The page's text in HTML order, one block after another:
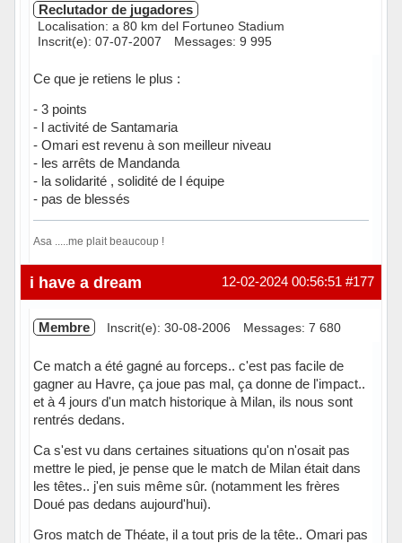
Reclutador de jugadores
Localisation: a 80 km del Fortuneo Stadium
Inscrit(e): 07-07-2007
Messages: 9 995
Ce que je retiens le plus :
- 3 points
- l activité de Santamaria
- Omari est revenu à son meilleur niveau
- les arrêts de Mandanda
- la solidarité , solidité de l équipe
- pas de blessés
Asa .....me plait beaucoup !
Hors ligne #177
12-02-2024 00:56:51
i have a dream
Membre Inscrit(e): 30-08-2006 Messages: 7 680
Ce match a été gagné au forceps.. c'est pas facile de
gagner au Havre, ça joue pas mal, ça donne de l'impact..
et à 4 jours d'un match historique à Milan, ils nous sont
rentrés dedans.
Ca s'est vu dans certaines situations qu'on n'osait pas
mettre le pied, je pense que le match de Milan était dans
les têtes.. j'en suis même sûr. (notamment les frères
Doué pas dedans aujourd'hui).
Gros match de Théate, il a tout pris de la tête.. Omari pas